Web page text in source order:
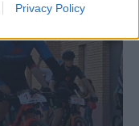
Privacy Policy